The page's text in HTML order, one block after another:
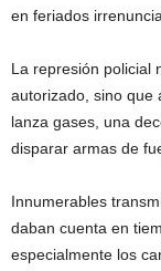
en feriados
La represión policial
autorizado, sino que
lanza gases, una
disparar armas de
Innumerables
daban cuenta en
especialmente los